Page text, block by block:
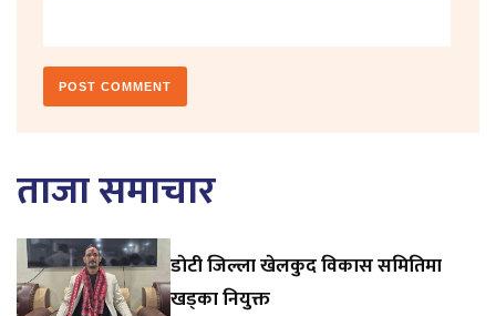
ताजा समाचार
डाेटी जिल्ला खेलकुद विकास समितिमा
खड्का नियुक्त